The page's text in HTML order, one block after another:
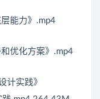
能力》.mp4
优化方案》.mp4
计实践》